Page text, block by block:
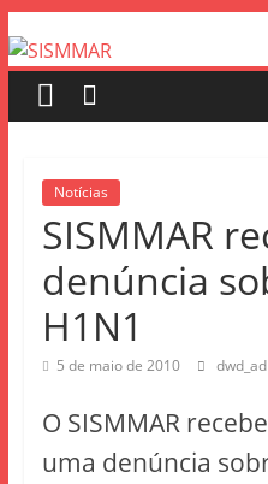
Notícias
SISMMAR
denúncia
H1N1
5 de maio de 2010
O SISMMAR
uma denúncia